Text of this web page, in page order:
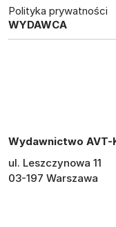
Polityka prywatności
WYDAWCA
Wydawnictwo AVT-
ul. Leszczynowa 11
03-197 Warszawa